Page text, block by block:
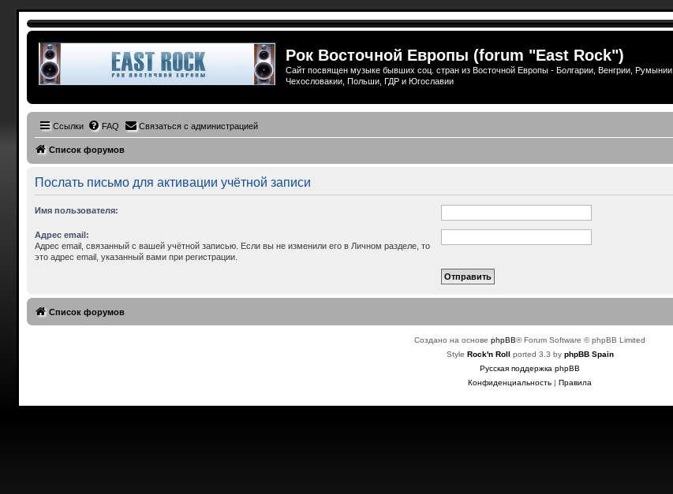
Рок Восточной Европы (forum "East Rock")
Сайт посвящен музыке бывших соц. стран из Восточной Европы - Болгарии, Венгрии, Румынии,
Чехословакии, Польши, ГДР и Югославии
Ссылки FAQ Связаться с администрацией
Список форумов
Послать письмо для активации учётной записи
Имя пользователя:
Адрес email:
Адрес email, связанный с вашей учётной записью. Если вы не изменили его в Личном разделе, то
это адрес email, указанный вами при регистрации.
Список форумов
Создано на основеphpBB® Forum Software © phpBB Limited
Style Rock'n Roll ported 3.3 by phpBB Spain
Русская поддержка phpBB
Конфиденциальность |Правила